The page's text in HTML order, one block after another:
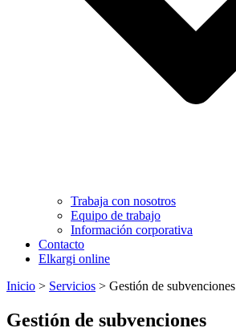
Trabaja con nosotros
Equipo de trabajo
Información corporativa
Contacto
Elkargi online
Inicio > Servicios > Gestión de subvenciones
Gestión de subvenciones